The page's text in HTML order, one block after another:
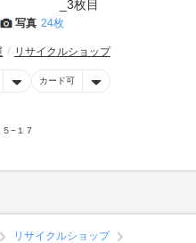
写真 24枚
リサイクルショップ
カード可
−１７
リサイクルショップ